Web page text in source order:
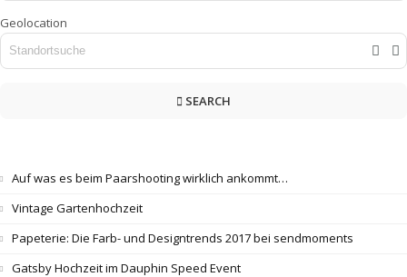
Geolocation
SEARCH
Auf was es beim Paarshooting wirklich ankommt…
Vintage Gartenhochzeit
Papeterie: Die Farb- und Designtrends 2017 bei sendmoments
Gatsby Hochzeit im Dauphin Speed Event